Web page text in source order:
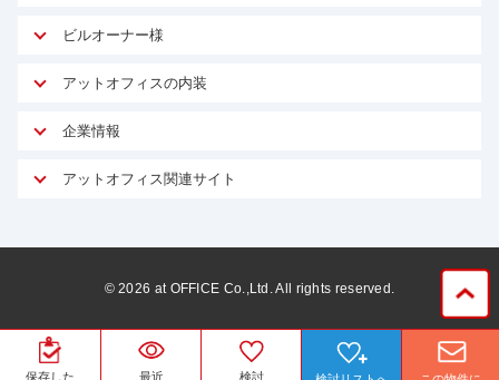
保存した 最近 検討
アットオフィスが選ばれる理由
ご契約者様インタビュー
オフィスお役立ちコラム
ビルオーナー様
オーナー様向けサービス
マイソク作成
物件情報から成約賃料を予測
リノベーション
サブリース
ビルを売却してビジネス拡大
アットオフィスの内装
サービス内容
内装に関するよくある質問
企業情報
WEBフォームからお問い合わせ
アットオフィス関連サイト
アットレジデンス
ビルアド
ベンチャー・フォーラム
©2026 at OFFICE Co.,Ltd. All rights reserved.